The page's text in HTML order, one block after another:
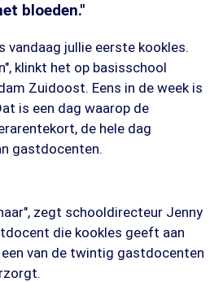
bloeden."
vandaag jullie eerste kookles.
klinkt het op basisschool
Zuidoost. Eens in de week is
is een dag waarop de
de hele dag
gastdocenten.
zegt schooldirecteur Jenny
die kookles geeft aan
van de twintig gastdocenten